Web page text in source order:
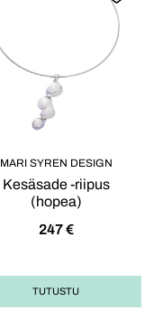
MARI SYREN DESIGN
Kesäsade -riipus
(hopea)
247€
TUTUSTU